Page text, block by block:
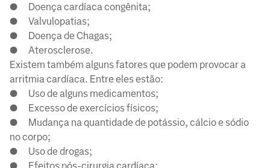
● Doença cardíaca congênita;
● Valvulopatias;
● Doença de Chagas;
● Aterosclerose.
Existem também alguns fatores que podem provocar a
arritmia cardíaca. Entre eles estão:
● Uso de alguns medicamentos;
● Excesso de exercícios físicos;
● Mudança na quantidade de potássio, cálcio e sódio
no corpo;
● Uso de drogas;
● Efeitos pós-cirurgia cardíaca;